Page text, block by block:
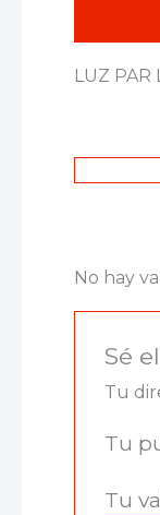
LUZ PAR
No hay
Sé
Tu
Tu
Tu